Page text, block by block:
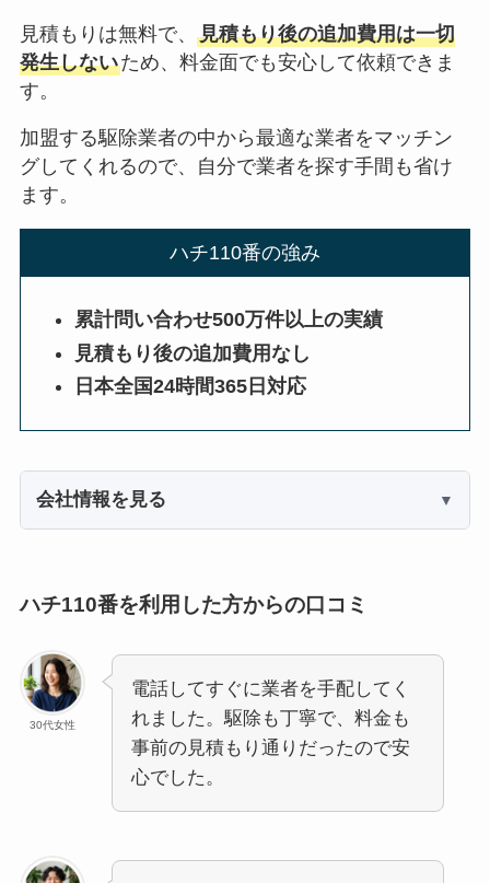
見積もりは無料で、 見積もり後の追加費用は一切
発生しないため、料金面でも安心して依頼できま
す。
加盟する駆除業者の中から最適な業者をマッチン
グしてくれるので、自分で業者を探す手間も省け
ます。
ハチ110番の強み
累計問い合わせ500万件以上の実績
見積もり後の追加費用なし
日本全国24時間365日対応
会社情報を見る
ハチ110番を利用した方からの口コミ
30代女性
電話してすぐに業者を手配してく
れました。駆除も丁寧で、料金も
事前の見積もり通りだったので安
心でした。